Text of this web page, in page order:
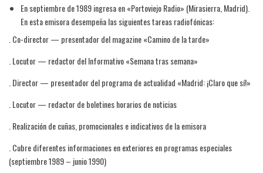
En septiembre de 1989 ingresa en «Portoviejo Radio» (Mirasierra, Madrid).
En esta emisora desempeña las siguientes tareas radiofónicas:
. Co-director — presentador del magazine «Camino de la tarde»
. Locutor — redactor del Informativo «Semana tras semana»
. Director — presentador del programa de actualidad «Madrid: ¡Claro que sí!»
. Locutor — redactor de boletines horarios de noticias
. Realización de cuñas, promocionales e indicativos de la emisora
. Cubre diferentes informaciones en exteriores en programas especiales
(septiembre 1989 – junio 1990)